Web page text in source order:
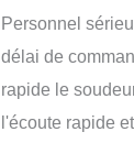
Personnel
délai de
rapide le
l'écoute rapide